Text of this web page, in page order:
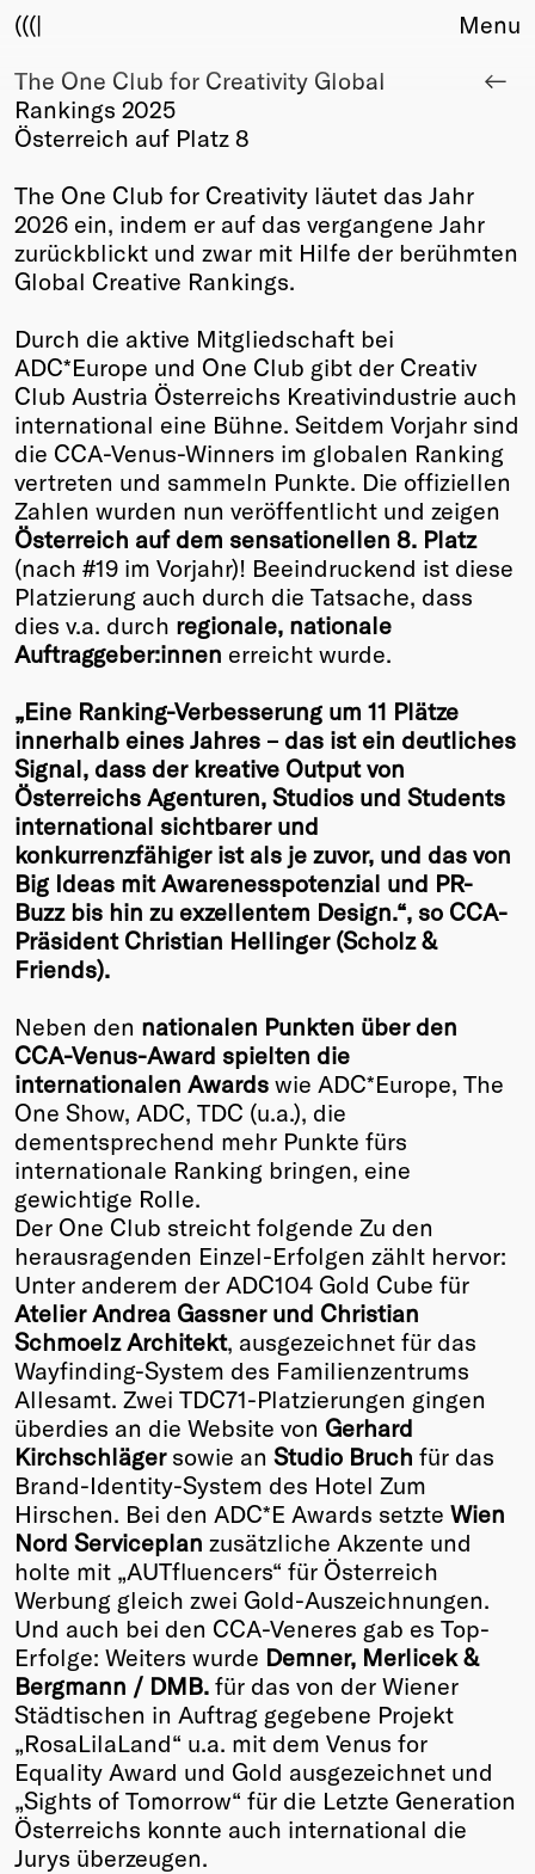
(((|
About
Club
Award
Fair Work
TBD
Events
Past
Membership
Info
Members
Young Creatives
Friends of Creativity
Winners
2026
Past
Annual
Menu
The One Club for Creativity Global
Rankings 2025
Österreich auf Platz 8
The One Club for Creativity läutet das Jahr
2026 ein, indem er auf das vergangene Jahr
zurückblickt und zwar mit Hilfe der berühmten
Global Creative Rankings.
Durch die aktive Mitgliedschaft bei
ADC*Europe und One Club gibt der Creativ
Club Austria Österreichs Kreativindustrie auch
international eine Bühne. Seitdem Vorjahr sind
die CCA-Venus-Winners im globalen Ranking
vertreten und sammeln Punkte. Die offiziellen
Zahlen wurden nun veröffentlicht und zeigen
Österreich auf dem sensationellen 8. Platz
(nach #19 im Vorjahr)! Beeindruckend ist diese
Platzierung auch durch die Tatsache, dass
dies v.a. durch regionale, nationale
Auftraggeber:innen erreicht wurde.
„Eine Ranking-Verbesserung um 11 Plätze
innerhalb eines Jahres – das ist ein deutliches
Signal, dass der kreative Output von
Österreichs Agenturen, Studios und Students
international sichtbarer und
konkurrenzfähiger ist als je zuvor, und das von
Big Ideas mit Awarenesspotenzial und PR-
Buzz bis hin zu exzellentem Design.“, so CCA-
Präsident Christian Hellinger (Scholz &
Friends).
Neben den nationalen Punkten über den
CCA-Venus-Award spielten die
internationalen Awards wie ADC*Europe, The
One Show, ADC, TDC (u.a.), die
dementsprechend mehr Punkte fürs
internationale Ranking bringen, eine
gewichtige Rolle.
Der One Club streicht folgende Zu den
herausragenden Einzel-Erfolgen zählt hervor:
Unter anderem der ADC104 Gold Cube für
Atelier Andrea Gassner und Christian
Schmoelz Architekt, ausgezeichnet für das
Wayfinding-System des Familienzentrums
Allesamt. Zwei TDC71-Platzierungen gingen
überdies an die Website von Gerhard
Kirchschlägersowie an Studio Bruch für das
Brand-Identity-System des Hotel Zum
Hirschen. Bei den ADC*E Awards setzte Wien
Nord Serviceplan zusätzliche Akzente und
holte mit „AUTfluencers“ für Österreich
Werbung gleich zwei Gold-Auszeichnungen.
Und auch bei den CCA-Veneres gab es Top-
Erfolge: Weiters wurde Demner, Merlicek &
Bergmann / DMB. für das von der Wiener
Städtischen in Auftrag gegebene Projekt
„RosaLilaLand“ u.a. mit dem Venus for
Equality Award und Gold ausgezeichnet und
„Sights of Tomorrow“ für die Letzte Generation
Österreichs konnte auch international die
Jurys überzeugen.